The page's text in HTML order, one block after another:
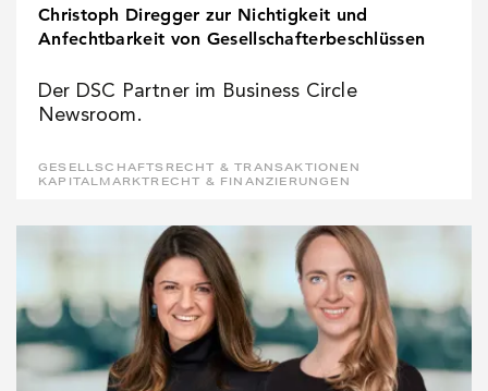
Christoph Diregger zur Nichtigkeit und
Anfechtbarkeit von Gesellschafterbeschlüssen
Der DSC Partner im Business Circle
Newsroom.
GESELLSCHAFTSRECHT & TRANSAKTIONEN
KAPITALMARKTRECHT & FINANZIERUNGEN